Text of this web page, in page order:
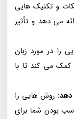
و تکنیک هایی
می دهد و تأثیر
را در مورد زبان
کمک می کند تا با
روش هایی را
بودن شما برای